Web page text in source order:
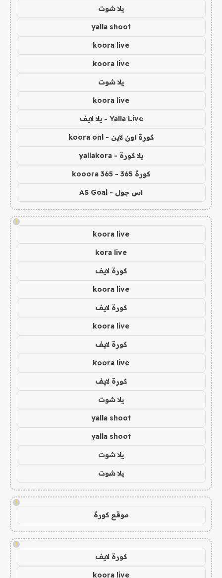
يلا شوت
yalla shoot
koora live
koora live
يلا شوت
koora live
Yalla Live - يلا لايف
كورة اون لاين - koora onl
يلا كورة - yallakora
كورة 365 - kooora 365
اس جول - AS Goal
!
koora live
kora live
كورة لايف
koora live
كورة لايف
koora live
كورة لايف
koora live
كورة لايف
يلا شوت
yalla shoot
yalla shoot
يلا شوت
يلا شوت
!
موقع كورة
!
كورة لايف
koora live